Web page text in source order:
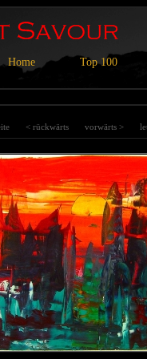
Home Top 100
< rückwärts vorwärts >